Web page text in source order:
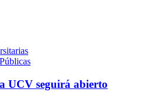
UCV seguirá abierto